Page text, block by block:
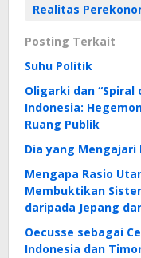
Realitas
Posting Terkait
Suhu Politik
Oligarki dan “Spiral
Indonesia:
Ruang Publik
Dia yang Mengajari
Mengapa Rasio
Membuktikan
daripada Jepang
Oecusse sebagai
Indonesia dan